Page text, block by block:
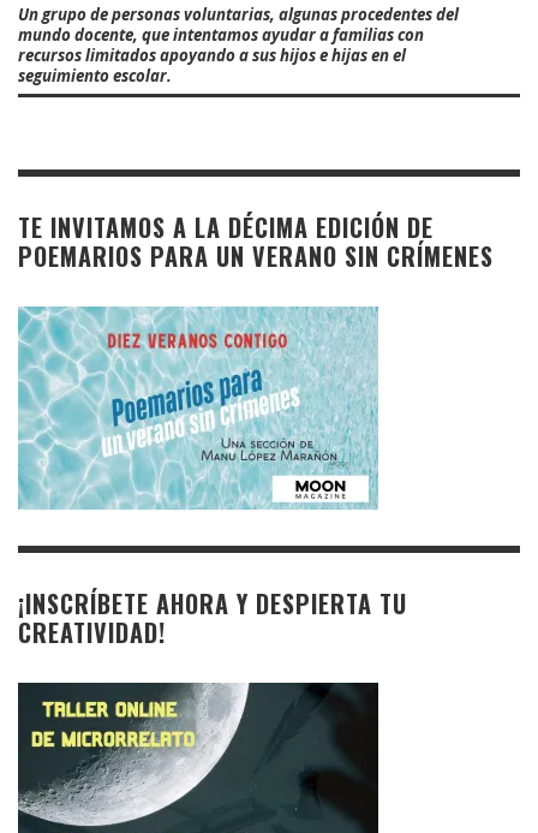
Un grupo de personas voluntarias, algunas procedentes del
mundo docente, que intentamos ayudar a familias con
recursos limitados apoyando a sus hijos e hijas en el
seguimiento escolar.
TE INVITAMOS A LA DÉCIMA EDICIÓN DE
POEMARIOS PARA UN VERANO SIN CRÍMENES
¡INSCRÍBETE AHORA Y DESPIERTA TU
CREATIVIDAD!